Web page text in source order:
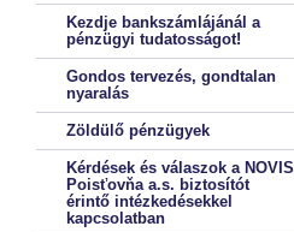
Kezdje bankszámlájánál a
pénzügyi tudatosságot!
Gondos tervezés, gondtalan
nyaralás
Zöldülő pénzügyek
Kérdések és válaszok a NOVIS
Poisťovňa a.s. biztosítót
érintő intézkedésekkel
kapcsolatban